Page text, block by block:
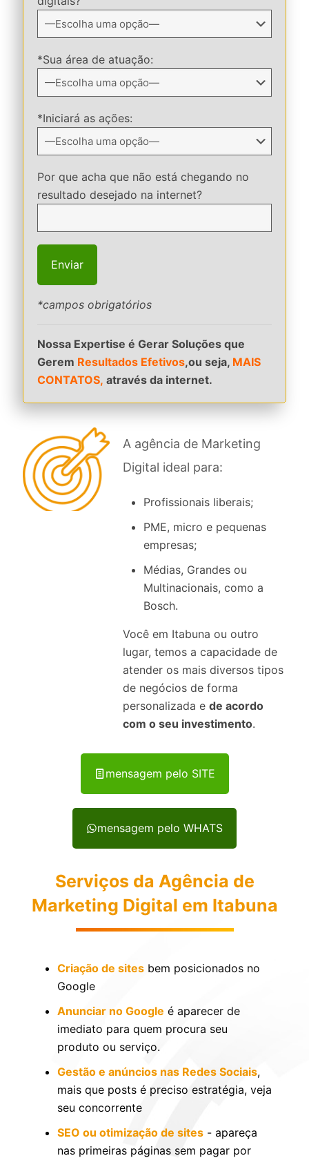
*Sua área de atuação:
*Iniciará as ações:
Por que acha que não está chegando no
resultado desejado na internet?
*campos obrigatórios
Nossa Expertise é Gerar Soluções que
Gerem Resultados Efetivos,ou seja, MAIS
CONTATOS, através da internet.
A agência de Marketing
Digital ideal para:
Profissionais liberais;
PME, micro e pequenas
empresas;
Médias, Grandes ou
Multinacionais, como a
Bosch.
Você em Itabuna ou outro
lugar, temos a capacidade de
atender os mais diversos tipos
de negócios de forma
personalizada e de acordo
com o seu investimento.
mensagem pelo SITE
mensagem pelo WHATS
Serviços da Agência de
Marketing Digital em Itabuna
Criação de sites bem posicionados no
Google
Anunciar no Google é aparecer de
imediato para quem procura seu
produto ou serviço.
Gestão e anúncios nas Redes Sociais,
mais que posts é preciso estratégia, veja
seu concorrente
SEO ou otimização de sites - apareça
nas primeiras páginas sem pagar por